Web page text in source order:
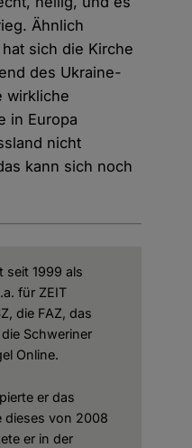
Ähnlich
sich die Kirche
des Ukraine-
wirkliche
in Europa
nicht
kann sich noch
seit 1999 als
für ZEIT
die FAZ, das
Schweriner
Online.
er das
dieses von 2008
er in der